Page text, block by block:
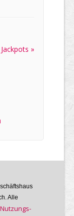
»
Alle
Nutzungs­